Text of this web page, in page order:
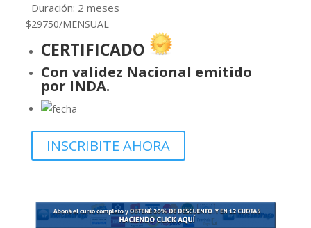
Duración: 2 meses
$29750/MENSUAL
CERTIFICADO
Con validez Nacional emitido
por INDA.
INSCRIBITE AHORA